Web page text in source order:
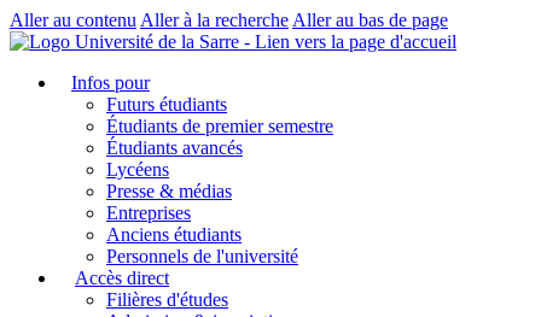
Aller au contenu Aller à la recherche Aller au bas de page
Infos pour
Futurs étudiants
Étudiants de premier semestre
Étudiants avancés
Lycéens
Presse & médias
Entreprises
Anciens étudiants
Personnels de l'université
Accès direct
Filières d'études